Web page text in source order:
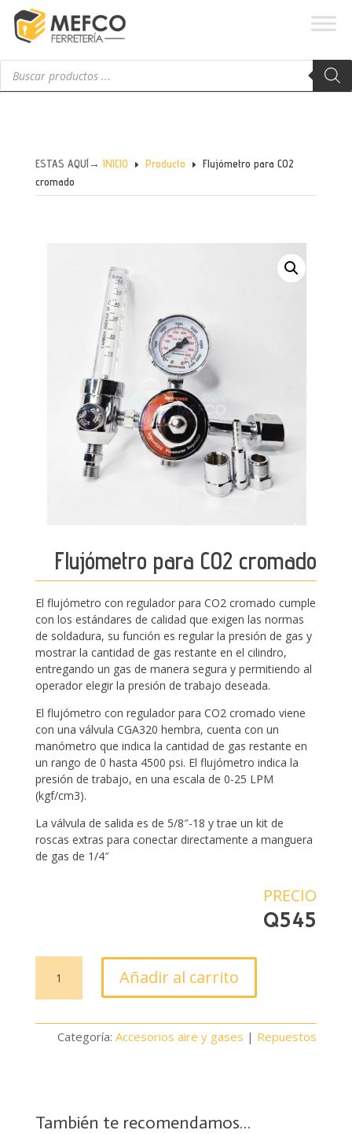
Búsqueda
productos
ESTAS AQUÍ→ INICIO E Producto E Flujómetro para CO2
cromado
Flujómetro para CO2 cromado
El flujómetro con regulador para CO2 cromado cumple
con los estándares de calidad que exigen las normas
de soldadura, su función es regular la presión de gas y
mostrar la cantidad de gas restante en el cilindro,
entregando un gas de manera segura y permitiendo al
operador elegir la presión de trabajo deseada.
El flujómetro con regulador para CO2 cromado viene
con una válvula CGA320 hembra, cuenta con un
manómetro que indica la cantidad de gas restante en
un rango de 0 hasta 4500 psi. El flujómetro indica la
presión de trabajo, en una escala de 0-25 LPM
(kgf/cm3).
La válvula de salida es de 5/8″-18 y trae un kit de
roscas extras para conectar directamente a manguera
de gas de 1/4″
PRECIO
Q545
CO2
cantidad
Añadir al carrito
Categoría:Accesorios aire y gases | Repuestos
También te recomendamos…